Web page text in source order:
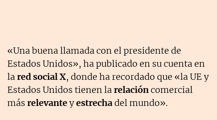
«Una buena llamada con el presidente de
Estados Unidos», ha publicado en su cuenta en
lared social X, donde ha recordado que «la UE y
Estados Unidos tienen larelacióncomercial
más relevanteyestrechadel mundo».